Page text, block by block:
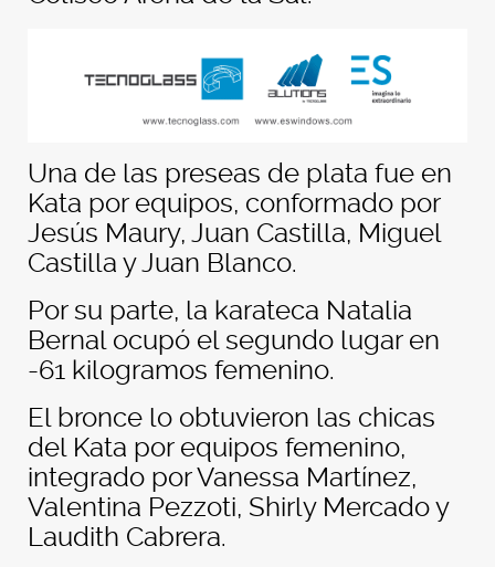
Una de las preseas de plata fue en
Kata por equipos, conformado por
Jesús Maury, Juan Castilla, Miguel
Castilla y Juan Blanco.
Por su parte, la karateca Natalia
Bernal ocupó el segundo lugar en
-61 kilogramos femenino.
El bronce lo obtuvieron las chicas
del Kata por equipos femenino,
integrado por Vanessa Martínez,
Valentina Pezzoti, Shirly Mercado y
Laudith Cabrera.